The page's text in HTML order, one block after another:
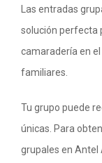
Las entradas
solución perfecta
camaradería en
familiares.
Tu grupo puede
únicas. Para
grupales en Antel